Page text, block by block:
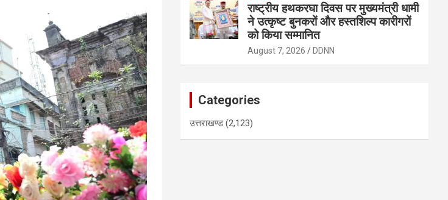
राष्ट्रीय हथकरघा दिवस पर मुख्यमंत्री धामी
ने उत्कृष्ट बुनकरों और हस्तशिल्प कारीगरों
को किया सम्मानित
August 7, 2026 DDNN
Categories
उत्तराखण्ड(2,123)